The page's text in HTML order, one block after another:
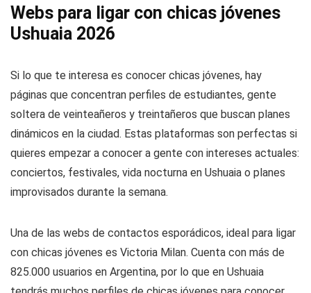
Webs para ligar con chicas jóvenes
Ushuaia 2026
Si lo que te interesa es conocer chicas jóvenes, hay
páginas que concentran perfiles de estudiantes, gente
soltera de veinteañeros y treintañeros que buscan planes
dinámicos en la ciudad. Estas plataformas son perfectas si
quieres empezar a conocer a gente con intereses actuales:
conciertos, festivales, vida nocturna en Ushuaia o planes
improvisados durante la semana.
Una de las webs de contactos esporádicos, ideal para ligar
con chicas jóvenes es Victoria Milan. Cuenta con más de
825.000 usuarios en Argentina, por lo que en Ushuaia